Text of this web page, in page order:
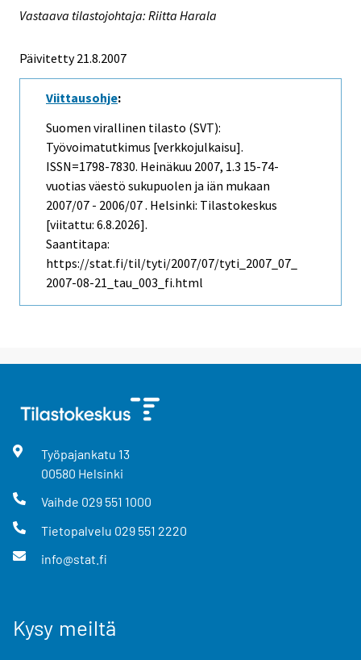
Vastaava tilastojohtaja: Riitta Harala
Päivitetty 21.8.2007
Viittausohje:
Suomen virallinen tilasto (SVT):
Työvoimatutkimus [verkkojulkaisu].
ISSN=1798-7830. Heinäkuu 2007, 1.3 15-74-
vuotias väestö sukupuolen ja iän mukaan
2007/07 - 2006/07 . Helsinki: Tilastokeskus
[viitattu: 6.8.2026].
Saantitapa:
https://stat.fi/til/tyti/2007/07/tyti_2007_07_
2007-08-21_tau_003_fi.html
Työpajankatu 13
00580 Helsinki
Vaihde 029 551 1000
Tietopalvelu 029 551 2220
info@stat.fi
Kysy meiltä